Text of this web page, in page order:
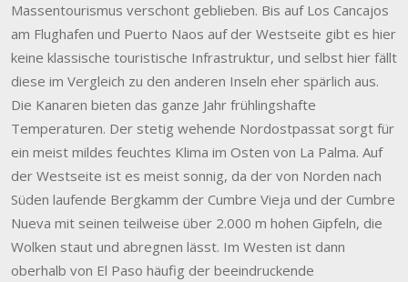
Massentourismus verschont geblieben. Bis auf Los Cancajos
am Flughafen und Puerto Naos auf der Westseite gibt es hier
keine klassische touristische Infrastruktur, und selbst hier fällt
diese im Vergleich zu den anderen Inseln eher spärlich aus.
Die Kanaren bieten das ganze Jahr frühlingshafte
Temperaturen. Der stetig wehende Nordostpassat sorgt für
ein meist mildes feuchtes Klima im Osten von La Palma. Auf
der Westseite ist es meist sonnig, da der von Norden nach
Süden laufende Bergkamm der Cumbre Vieja und der Cumbre
Nueva mit seinen teilweise über 2.000 m hohen Gipfeln, die
Wolken staut und abregnen lässt. Im Westen ist dann
oberhalb von El Paso häufig der beeindruckende